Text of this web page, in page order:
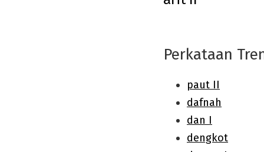
Perkataan